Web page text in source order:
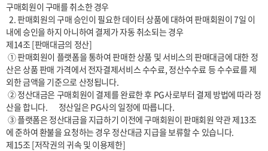
구매회원이 구매를 취소한 경우
  2. 판매회원의 구매 승인이 필요한 데이터 상품에 대하여 판매회원이 7일 이
내에 승인을 하지 아니하여 결제가 자동 취소되는 경우
제14조 [판매대금의 정산]
산은 상품 판매 가격에서 전자결제서비스 수수료, 정산수수료 등 수수료를 제
외한 금액을 기준으로 산정됩니다.
산을 합니다.       정산일은 PG사의 일정에 따릅니다.
에 준하여 환불을 요청하는 경우 정산대금 지급을 보류할 수 있습니다.
제15조 [저작권의 귀속 및 이용제한]